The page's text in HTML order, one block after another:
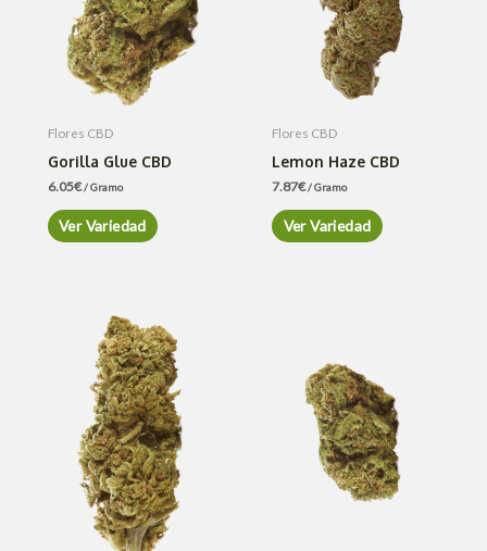
Flores CBD
Gorilla Glue CBD
6.05€/ Gramo
Ver Variedad
Flores CBD
Lemon Haze CBD
7.87€/ Gramo
Ver Variedad